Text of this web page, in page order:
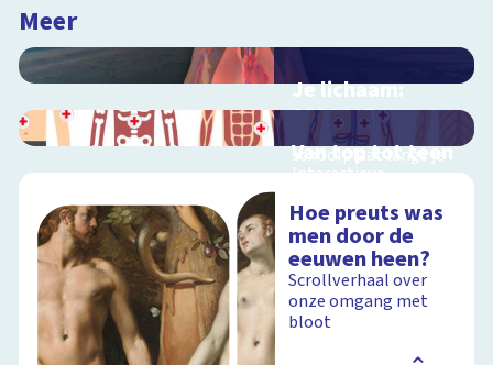
Meer
Je lichaam:
organen
Interactieve
schoolplaat langs je
organen
Schoolplaat
Van top tot teen
Interactieve
menselijk lichaam
Schoolplaat
Hoe preuts was
men door de
eeuwen heen?
Scrollverhaal over
onze omgang met
bloot